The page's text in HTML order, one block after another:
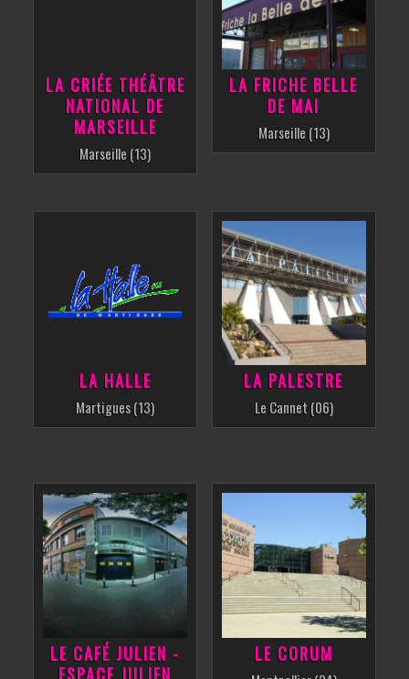
LA CRIÉE THÉÂTRE
NATIONAL DE
MARSEILLE
Marseille (13)
LA FRICHE BELLE
DE MAI
Marseille (13)
LA HALLE
Martigues (13)
LA PALESTRE
Le Cannet (06)
LE CAFÉ JULIEN -
LE CORUM